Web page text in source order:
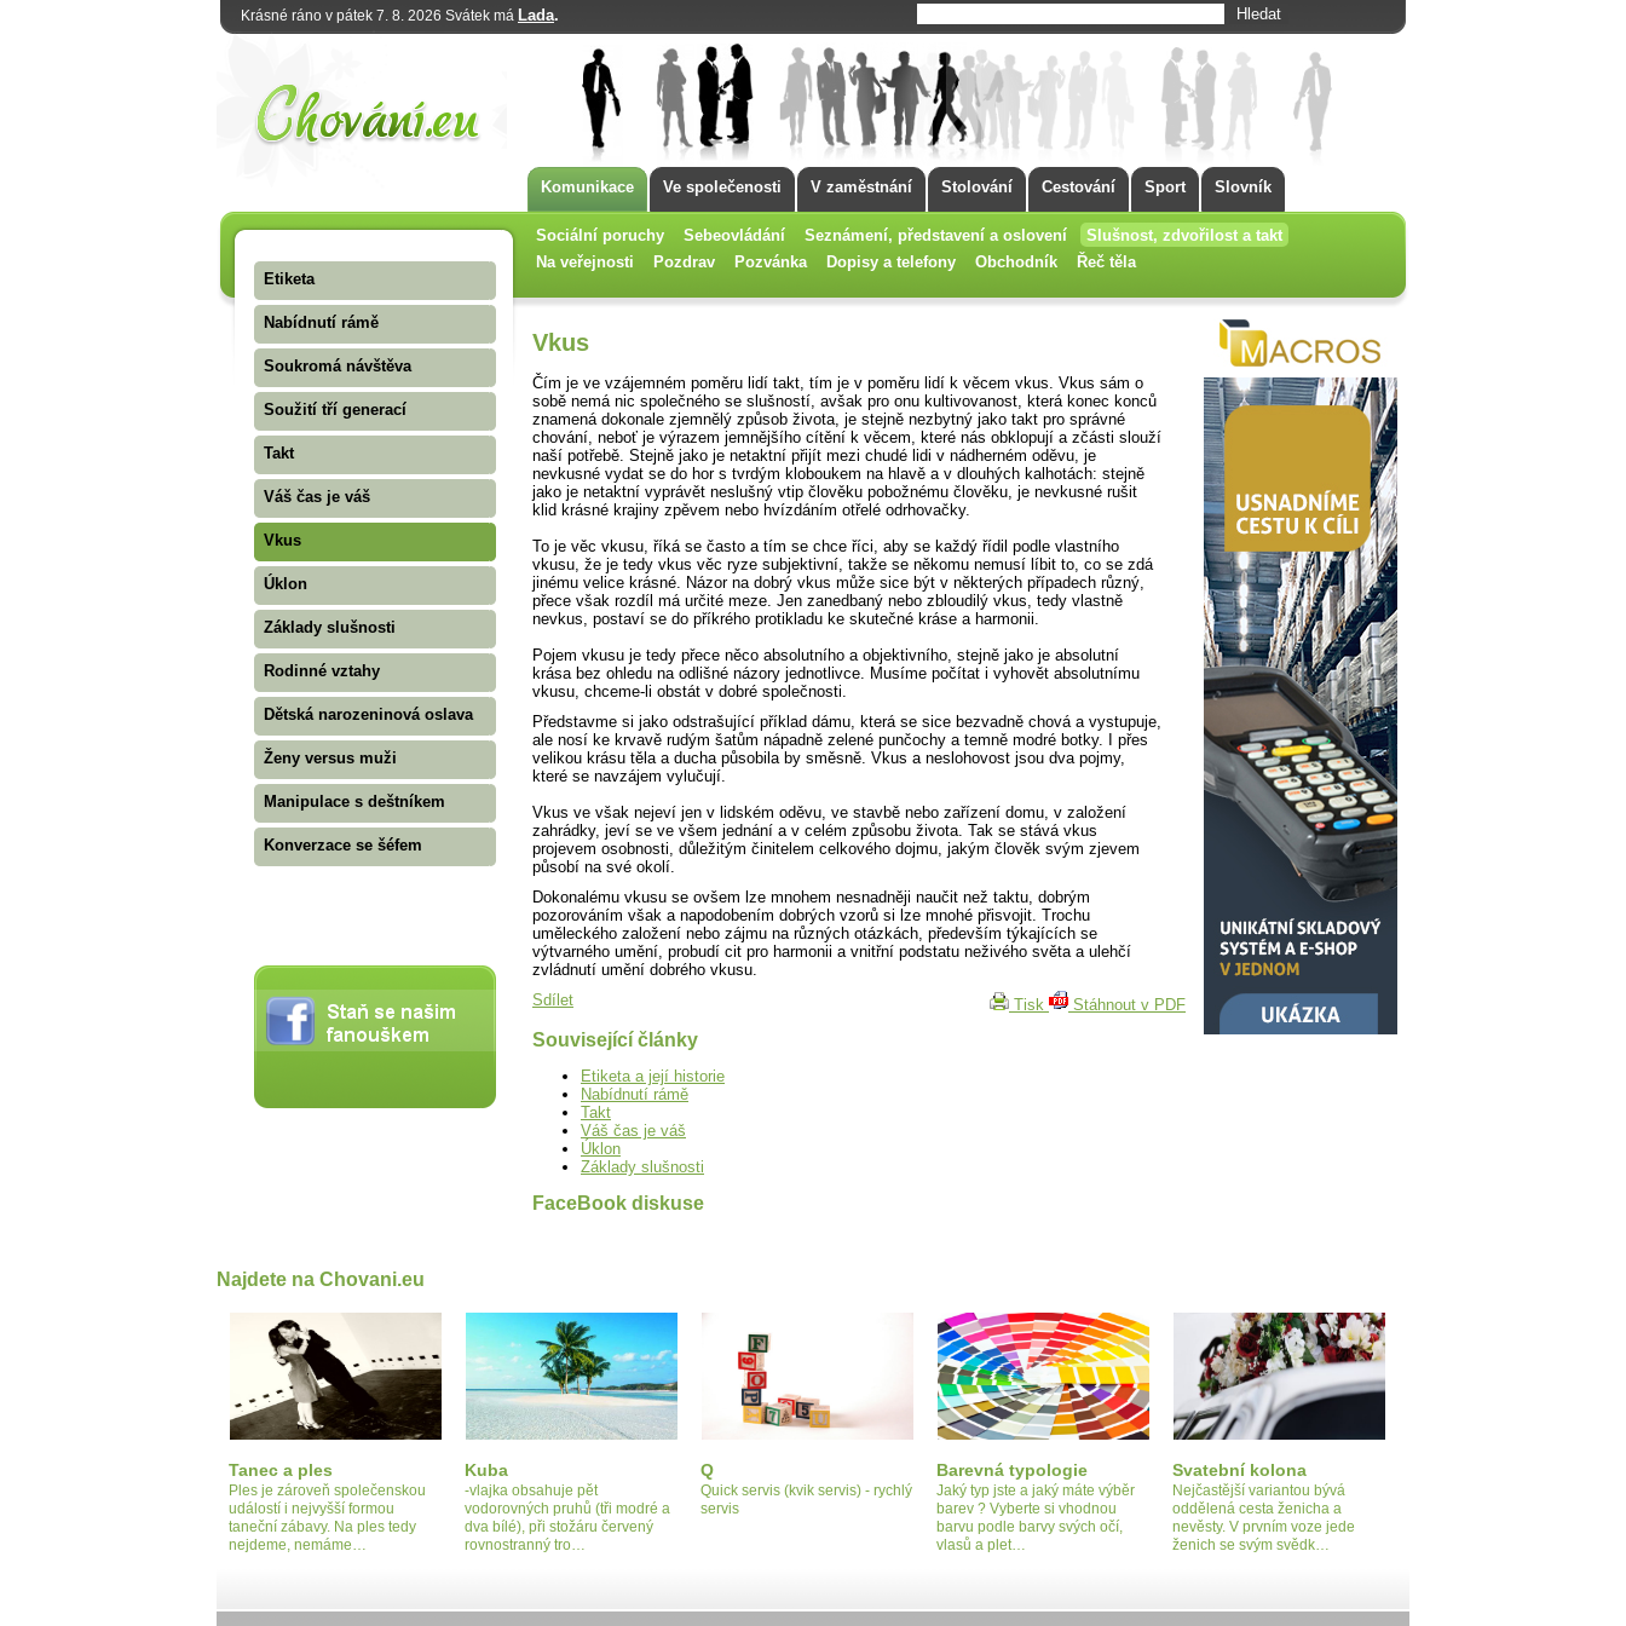
Krásné ráno v pátek 7. 8. 2026 Svátek má Lada.
Komunikace Ve společenosti V zaměstnání Stolování Cestování Sport Slovník
Sociální poruchy Sebeovládání Seznámení, představení a oslovení
Slušnost, zdvořilost a takt
Na veřejnosti
Pozdrav Pozvánka Dopisy a telefony Obchodník
Řeč těla
Etiketa
Nabídnutí rámě
Soukromá návštěva
Soužití tří generací
Takt
Váš čas je váš
Vkus
Úklon
Základy slušnosti
Rodinné vztahy
Dětská narozeninová oslava
Ženy versus muži
Manipulace s deštníkem
Konverzace se šéfem
Vkus
Čím je ve vzájemném poměru lidí takt, tím je v poměru lidí k věcem vkus. Vkus sám o
sobě nemá nic společného se slušností, avšak pro onu kultivovanost, která konec konců
znamená dokonale zjemnělý způsob života, je stejně nezbytný jako takt pro správné
chování, neboť je výrazem jemnějšího cítění k věcem, které nás obklopují a zčásti slouží
naší potřebě. Stejně jako je netaktní přijít mezi chudé lidi v nádherném oděvu, je
nevkusné vydat se do hor s tvrdým kloboukem na hlavě a v dlouhých kalhotách: stejně
jako je netaktní vyprávět neslušný vtip člověku pobožnému člověku, je nevkusné rušit
klid krásné krajiny zpěvem nebo hvízdáním otřelé odrhovačky.
To je věc vkusu, říká se často a tím se chce říci, aby se každý řídil podle vlastního
vkusu, že je tedy vkus věc ryze subjektivní, takže se někomu nemusí líbit to, co se zdá
jinému velice krásné. Názor na dobrý vkus může sice být v některých případech různý,
přece však rozdíl má určité meze. Jen zanedbaný nebo zbloudilý vkus, tedy vlastně
nevkus, postaví se do příkrého protikladu ke skutečné kráse a harmonii.
Pojem vkusu je tedy přece něco absolutního a objektivního, stejně jako je absolutní
krása bez ohledu na odlišné názory jednotlivce. Musíme počítat i vyhovět absolutnímu
vkusu, chceme-li obstát v dobré společnosti.
Představme si jako odstrašující příklad dámu, která se sice bezvadně chová a vystupuje,
ale nosí ke krvavě rudým šatům nápadně zelené punčochy a temně modré botky. I přes
velikou krásu těla a ducha působila by směsně. Vkus a neslohovost jsou dva pojmy,
které se navzájem vylučují.
Vkus ve však nejeví jen v lidském oděvu, ve stavbě nebo zařízení domu, v založení
zahrádky, jeví se ve všem jednání a v celém způsobu života. Tak se stává vkus
projevem osobnosti, důležitým činitelem celkového dojmu, jakým člověk svým zjevem
působí na své okolí.
Dokonalému vkusu se ovšem lze mnohem nesnadněji naučit než taktu, dobrým
pozorováním však a napodobením dobrých vzorů si lze mnohé přisvojit. Trochu
uměleckého založení nebo zájmu na různých otázkách, především týkajících se
výtvarného umění, probudí cit pro harmonii a vnitřní podstatu neživého světa a ulehčí
zvládnutí umění dobrého vkusu.
Sdílet
Tisk Stáhnout v PDF
Související články
Etiketa a její historie
Nabídnutí rámě
Takt
Váš čas je váš
Úklon
Základy slušnosti
FaceBook diskuse
Najdete na Chovani.eu
Tanec a ples
Ples je zároveň společenskou
událostí i nejvyšší formou
taneční zábavy. Na ples tedy
nejdeme, nemáme…
Kuba
-vlajka obsahuje pět
vodorovných pruhů (tři modré a
dva bílé), při stožáru červený
rovnostranný tro…
Q
Quick servis (kvik servis) - rychlý
servis
Barevná typologie
Jaký typ jste a jaký máte výběr
barev ? Vyberte si vhodnou
barvu podle barvy svých očí,
vlasů a plet…
Svatební kolona
Nejčastější variantou bývá
oddělená cesta ženicha a
nevěsty. V prvním voze jede
ženich se svým svědk…